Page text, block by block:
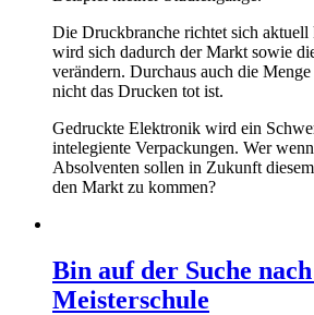
Die Druckbranche richtet sich
wird sich dadurch der Markt sowie
verändern. Durchaus auch die
nicht das Drucken tot ist.
Gedruckte Elektronik wird ein
intelegiente Verpackungen. Wer
Absolventen sollen in Zukunft
den Markt zu kommen?
Bin auf der Suche
Meisterschule